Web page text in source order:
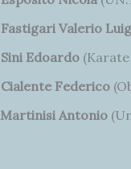
Fastigari Valerio
Sini Edoardo
Cialente Federico
Martinisi Antonio